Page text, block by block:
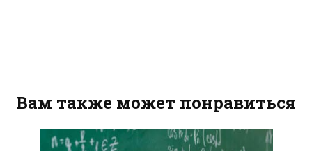
Вам также может понравиться